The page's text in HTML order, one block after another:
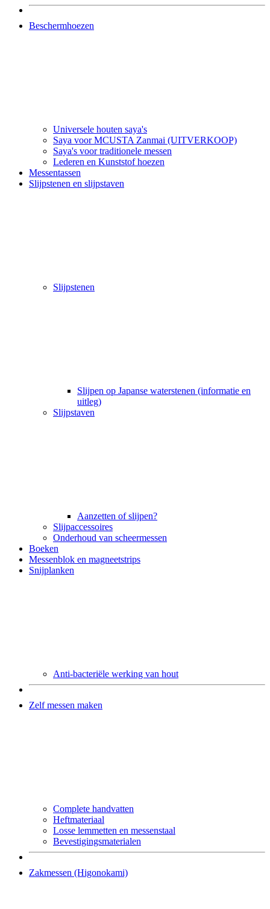
Beschermhoezen
Universele houten saya's
Saya voor MCUSTA Zanmai (UITVERKOOP)
Saya's voor traditionele messen
Lederen en Kunststof hoezen
Messentassen
Slijpstenen en slijpstaven
Slijpstenen
Slijpen op Japanse waterstenen (informatie en
uitleg)
Slijpstaven
Aanzetten of slijpen?
Slijpaccessoires
Onderhoud van scheermessen
Boeken
Messenblok en magneetstrips
Snijplanken
Anti-bacteriële werking van hout
Zelf messen maken
Complete handvatten
Heftmateriaal
Losse lemmetten en messenstaal
Bevestigingsmaterialen
Zakmessen (Higonokami)